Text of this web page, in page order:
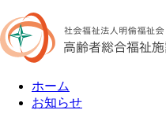
ホーム
お知らせ